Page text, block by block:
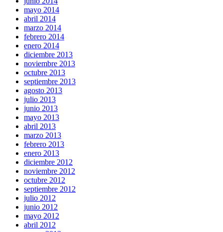
mayo 2014
abril 2014
marzo 2014
febrero 2014
enero 2014
diciembre 2013
noviembre 2013
octubre 2013
septiembre 2013
agosto 2013
julio 2013
junio 2013
mayo 2013
abril 2013
marzo 2013
febrero 2013
enero 2013
diciembre 2012
noviembre 2012
octubre 2012
septiembre 2012
julio 2012
junio 2012
mayo 2012
abril 2012